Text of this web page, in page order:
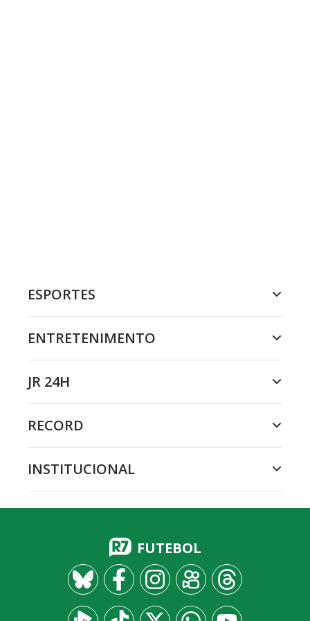
ESPORTES
ENTRETENIMENTO
JR 24H
RECORD
INSTITUCIONAL
FUTEBOL